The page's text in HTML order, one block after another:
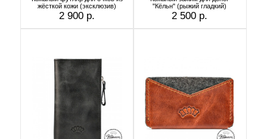
жёсткой кожи (эксклюзив)
2 900 р.
"Кёльн" (рыжий гладкий)
2 500 р.